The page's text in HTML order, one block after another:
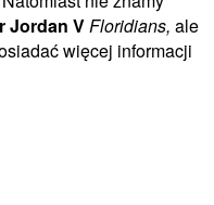
Jordan VFloridians, ale
więcej informacji